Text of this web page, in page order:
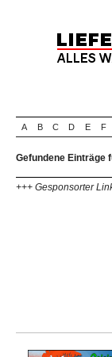
A B C D E F
Gefundene Einträge
+++ Gesponsorter